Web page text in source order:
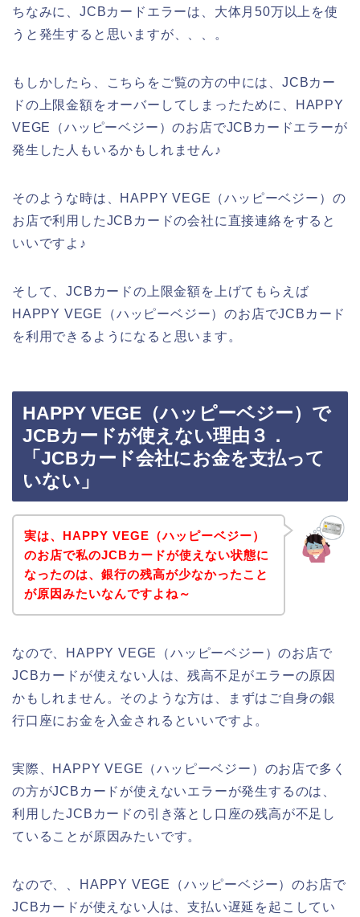
ちなみに、JCBカードエラーは、大体月50万以上を使
うと発生すると思いますが、、、。
もしかしたら、こちらをご覧の方の中には、JCBカー
ドの上限金額をオーバーしてしまったために、HAPPY
VEGE（ハッピーベジー）のお店でJCBカードエラーが
発生した人もいるかもしれません♪
そのような時は、HAPPY VEGE（ハッピーベジー）の
お店で利用したJCBカードの会社に直接連絡をすると
いいですよ♪
そして、JCBカードの上限金額を上げてもらえば
HAPPY VEGE（ハッピーベジー）のお店でJCBカード
を利用できるようになると思います。
HAPPY VEGE（ハッピーベジー）で
JCBカードが使えない理由３．
「JCBカード会社にお金を支払って
いない」
実は、HAPPY VEGE（ハッピーベジー）
のお店で私のJCBカードが使えない状態に
なったのは、銀行の残高が少なかったこと
が原因みたいなんですよね～
なので、HAPPY VEGE（ハッピーベジー）のお店で
JCBカードが使えない人は、残高不足がエラーの原因
かもしれません。そのような方は、まずはご自身の銀
行口座にお金を入金されるといいですよ。
実際、HAPPY VEGE（ハッピーベジー）のお店で多く
の方がJCBカードが使えないエラーが発生するのは、
利用したJCBカードの引き落とし口座の残高が不足し
ていることが原因みたいです。
なので、、HAPPY VEGE（ハッピーベジー）のお店で
JCBカードが使えない人は、支払い遅延を起こしてい